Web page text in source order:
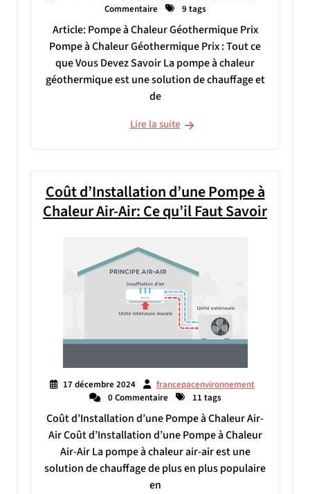
Commentaire
9 tags
Article: Pompe à Chaleur Géothermique Prix
Pompe à Chaleur Géothermique Prix : Tout ce
que Vous Devez Savoir La pompe à chaleur
géothermique est une solution de chauffage et
de
Lire la suite
Coût d’Installation d’une Pompe à
Chaleur Air-Air: Ce qu’il Faut Savoir
17 décembre 2024
francepacenvironnement
0 Commentaire
11 tags
Coût d’Installation d’une Pompe à Chaleur Air-
Air Coût d’Installation d’une Pompe à Chaleur
Air-Air La pompe à chaleur air-air est une
solution de chauffage de plus en plus populaire
en